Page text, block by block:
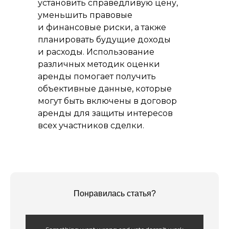
установить справедливую цену,
уменьшить правовые
и финансовые риски, а также
планировать будущие доходы
и расходы. Использование
различных методик оценки
аренды помогает получить
объективные данные, которые
могут быть включены в договор
аренды для защиты интересов
всех участников сделки.
Понравилась статья?